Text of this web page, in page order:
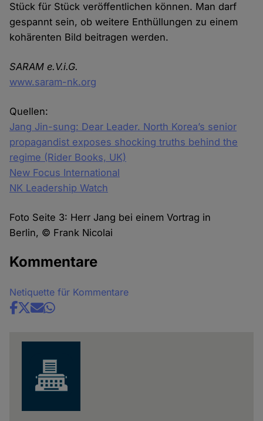
Stück für Stück veröffentlichen können. Man darf
gespannt sein, ob weitere Enthüllungen zu einem
kohärenten Bild beitragen werden.
SARAM e.V.i.G.
www.saram-nk.org
Quellen:
Jang Jin-sung: Dear Leader. North Korea’s senior
propagandist exposes shocking truths behind the
regime (Rider Books, UK)
New Focus International
NK Leadership Watch
Foto Seite 3: Herr Jang bei einem Vortrag in
Berlin, © Frank Nicolai
Kommentare
Netiquette für Kommentare
Share